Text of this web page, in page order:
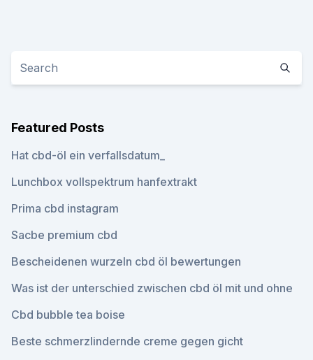
Featured Posts
Hat cbd-öl ein verfallsdatum_
Lunchbox vollspektrum hanfextrakt
Prima cbd instagram
Sacbe premium cbd
Bescheidenen wurzeln cbd öl bewertungen
Was ist der unterschied zwischen cbd öl mit und ohne
Cbd bubble tea boise
Beste schmerzlindernde creme gegen gicht